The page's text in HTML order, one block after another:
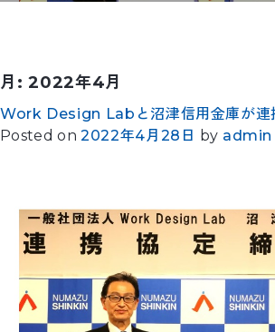
月:2022年4月
Work Design Labと沼津信用金庫が連
Posted on2022年4月28日 by admin